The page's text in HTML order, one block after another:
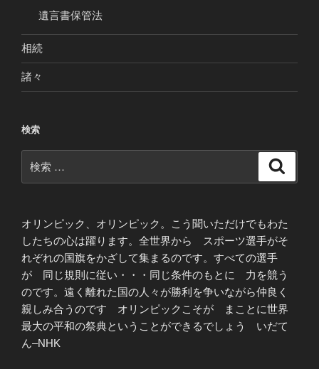
遺言書保管法
相続
諸々
検索
索:
オリンピック、オリンピック。こう聞いただけでもわた
したちの心は躍ります。全世界から スポーツ選手がそ
れぞれの国旗をかざして集まるのです。すべての選手
が 同じ規則に従い・・・同じ条件のもとに 力を競う
のです。遠く離れた国の人々が勝利を争いながら仲良く
親しみ合うのです オリンピックこそが まことに世界
最大の平和の祭典ということができるでしょう いだて
ん–NHK